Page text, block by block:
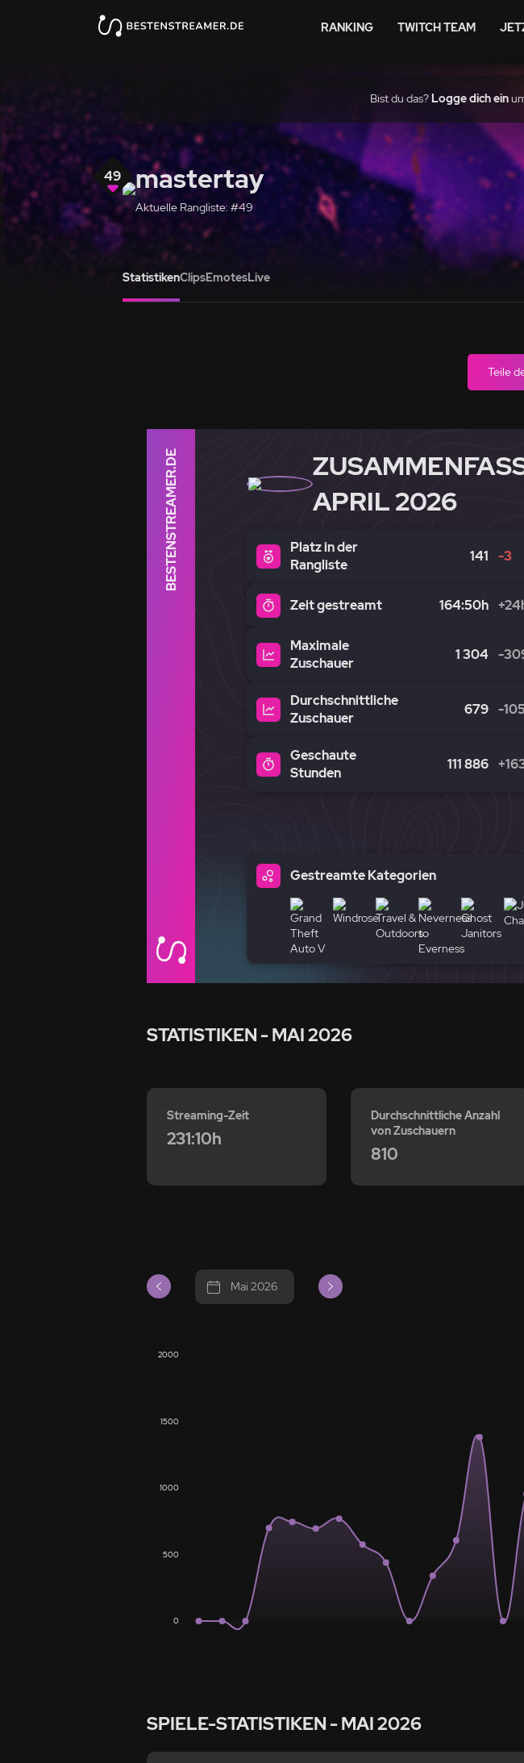
RANKING TWITCH TEAM
Bist du das?Logge dich ein
49 mastertay
Aktuelle Rangliste: #49
StatistikenClipsEmotesLive
Teile
BESTENSTREAMER.DE
APRIL 2026
Platz in der
Rangliste
141 -3
Zeit gestreamt 164:50h
Maximale
Zuschauer
1 304 -
Durchschnittliche
Zuschauer
679 -105
Geschaute
Stunden
111 886
Gestreamte Kategorien
STATISTIKEN - MAI 2026
Streaming-Zeit
231:10h
Durchschnittliche Anzahl
von Zuschauern
810
Mai 2026
0
500
1000
1500
2000
SPIELE-STATISTIKEN - MAI 2026